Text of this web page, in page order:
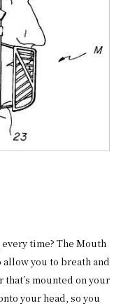
time? The Mouth
allow you to breath and
mounted on your
your head, so you